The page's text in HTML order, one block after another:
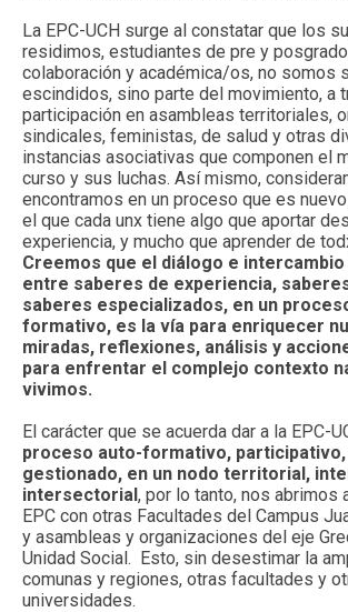
La EPC-UCH surge al constatar que los
residimos, estudiantes de pre y
colaboración y académica/os, no somos
escindidos, sino parte del movimiento, a
participación en asambleas territoriales,
sindicales, feministas, de salud y otras
instancias asociativas que componen el
curso y sus luchas. Así mismo,
encontramos en un proceso que es
el que cada unx tiene algo que aportar
experiencia, y mucho que aprender de
Creemos que el diálogo e
entre saberes de experiencia,
saberes especializados, en un
formativo, es la vía para enriquecer
miradas, reflexiones, análisis y
para enfrentar el complejo contexto
vivimos.
El carácter que se acuerda dar a la EPC-
proceso auto-formativo,
gestionado, en un nodo territorial,
intersectorial, por lo tanto, nos abrimos
EPC con otras Facultades del Campus
y asambleas y organizaciones del eje
Unidad Social. Esto, sin desestimar la
comunas y regiones, otras facultades y
universidades.